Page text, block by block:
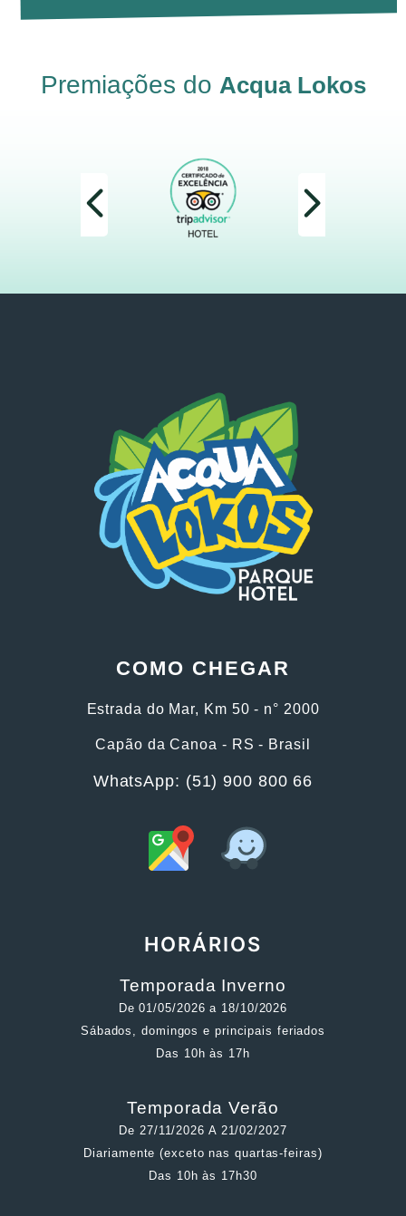
Premiações do Acqua Lokos
COMO CHEGAR
Estrada do Mar, Km 50 - n° 2000
Capão da Canoa - RS - Brasil
WhatsApp: (51) 900 800 66
HORÁRIOS
Temporada Inverno
De 01/05/2026 a 18/10/2026
Sábados, domingos e principais feriados
Das 10h às 17h
Temporada Verão
De 27/11/2026 A 21/02/2027
Diariamente (exceto nas quartas-feiras)
Das 10h às 17h30